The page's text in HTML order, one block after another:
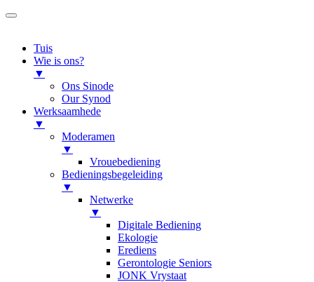
Tuis
Wie is ons?
▼
Ons Sinode
Our Synod
Werksaamhede
▼
Moderamen
▼
Vrouebediening
Bedieningsbegeleiding
▼
Netwerke
▼
Digitale Bediening
Ekologie
Erediens
Gerontologie Seniors
JONK Vrystaat